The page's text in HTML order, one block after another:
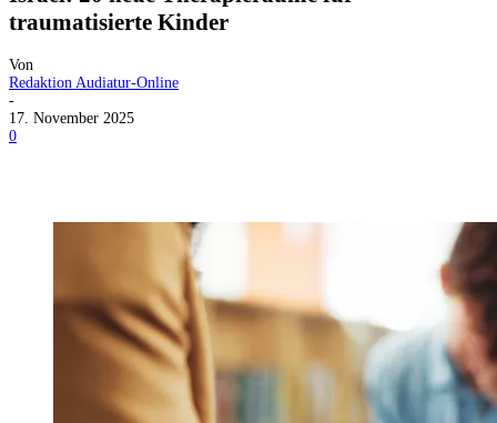
traumatisierte Kinder
Von
Redaktion Audiatur-Online
-
17. November 2025
0